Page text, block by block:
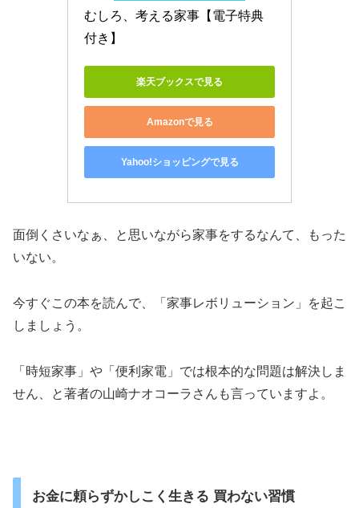
むしろ、考える家事【電子特典
付き】
楽天ブックスで見る
Amazonで見る
Yahoo!ショッピングで見る
面倒くさいなぁ、と思いながら家事をするなんて、もった
いない。
今すぐこの本を読んで、「家事レボリューション」を起こ
しましょう。
「時短家事」や「便利家電」では根本的な問題は解決しま
せん、と著者の山崎ナオコーラさんも言っていますよ。
お金に頼らずかしこく生きる 買わない習慣